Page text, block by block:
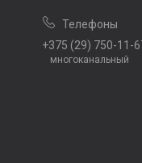
+375 (29) 750-11-
многоканальный